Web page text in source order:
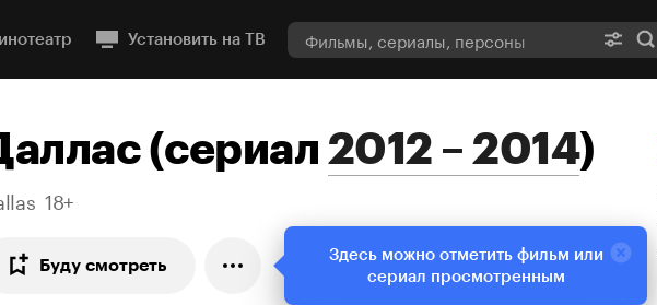
Установить на ТВ
(сериал2012 – 2014)
18+
Буду смотреть
Здесь можно отметить фильм или
сериал просмотренным